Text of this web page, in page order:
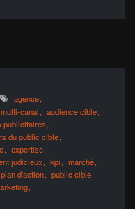
agence
canal
audience cible
publicitaires
du public cible
expertise
judicieux kpi
marché
plan d'action
public cible